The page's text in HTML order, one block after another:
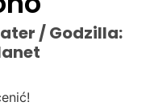
/ Godzilla: